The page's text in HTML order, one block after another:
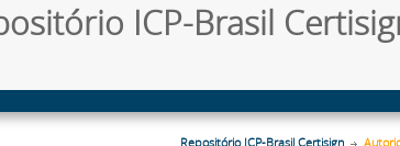
ICP-Brasil
Repositório ICP-Brasil Certisign